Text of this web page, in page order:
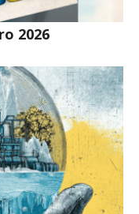
2026